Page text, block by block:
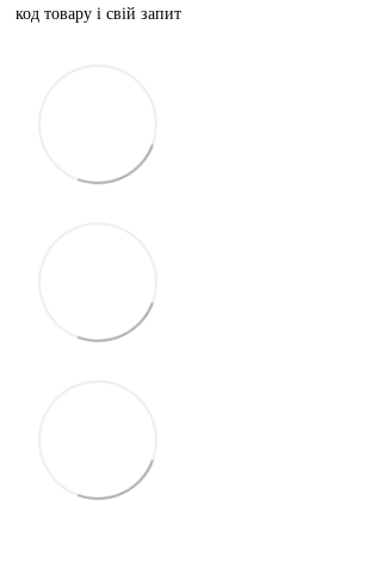
код товару і свій запит